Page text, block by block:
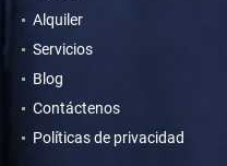
Alquiler
Servicios
Blog
Contáctenos
Políticas de privacidad